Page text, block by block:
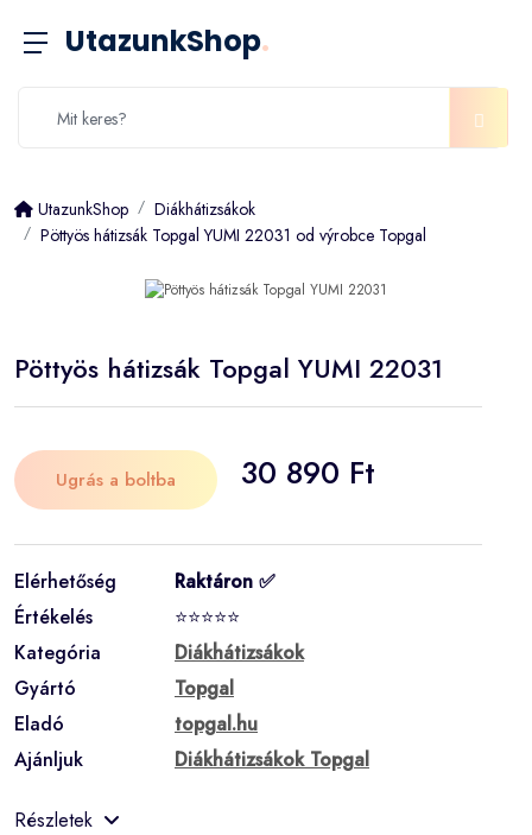
UtazunkShop.
UtazunkShop
Diákhátizsákok
Pöttyös hátizsák Topgal YUMI 22031 od výrobce Topgal
Pöttyös hátizsák Topgal YUMI 22031
Ugrás a boltba 30 890 Ft
Elérhetőség
Raktáron ✅
Értékelés
⭐⭐⭐⭐⭐
Kategória
Diákhátizsákok
Gyártó
Topgal
Eladó
topgal.hu
Ajánljuk
Diákhátizsákok Topgal
Részletek